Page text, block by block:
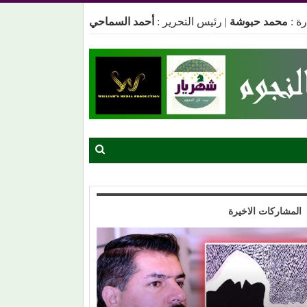
: محمد حبوشة | رئيس التحرير : أحمد السماحي
المشاركات الاخيرة